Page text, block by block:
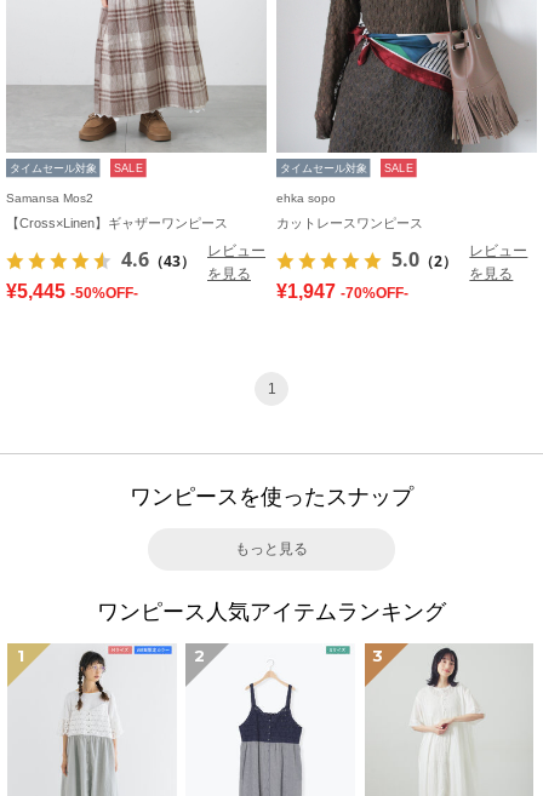
タイムセール対象 SALE
Samansa Mos2
【Cross×Linen】ギャザーワンピース
4.6 （43）
レビュー
を見る
¥5,445 -50%OFF-
タイムセール対象 SALE
ehka sopo
カットレースワンピース
5.0 （2）
レビュー
を見る
¥1,947 -70%OFF-
1
ワンピースを使ったスナップ
もっと見る
ワンピース人気アイテムランキング
1 2 3